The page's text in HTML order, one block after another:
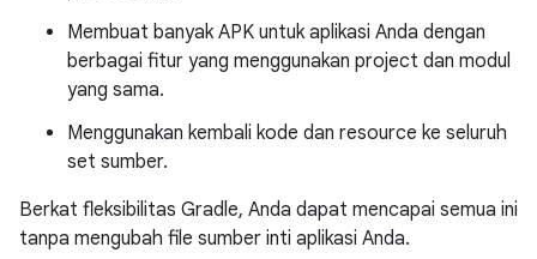
Membuat banyak APK untuk aplikasi Anda dengan
berbagai fitur yang menggunakan project dan modul
yang sama.
Menggunakan kembali kode dan resource ke seluruh
set sumber.
Berkat fleksibilitas Gradle, Anda dapat mencapai semua ini
tanpa mengubah file sumber inti aplikasi Anda.